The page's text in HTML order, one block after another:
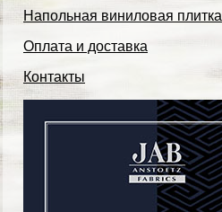
Напольная виниловая плитка
Оплата и доставка
Контакты